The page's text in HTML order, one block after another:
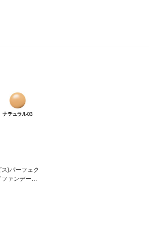
)パーフェク
ァンデーシ
ュラル03 3